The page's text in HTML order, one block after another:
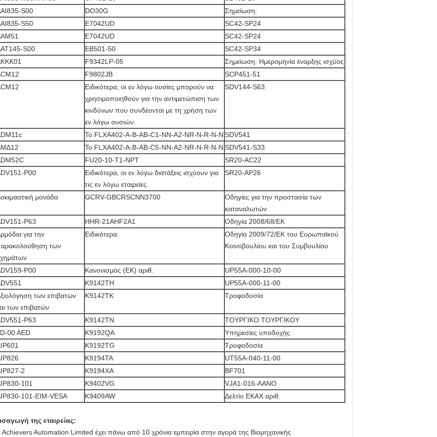
S00
DO30G
Σημείωση:
S50
Ε7042UD
SC42-SP24
Ε7042UD
SC42-SP24
S00
EB501-50
SC42-SP34
F9342LP-05
Σημείωση: Ημερομηνία έναρξης ισχύος
F9802JB
SCP451-51
Ειδικότερα, οι εν λόγω ουσίες μπορούν να
χρησιμοποιηθούν για την αντιμετώπιση των
κινδύνων που συνδέονται με τη χρήση των
εν λόγω ουσιών.
SDV144-S63
Το FLXA402-A-B-AB-C1-NN-A2-NR-N-R-N-N SDV541
Το FLXA402-A-B-AB-C5-NN-A2-NR-N-R-N-N SDV541-S33
FU20-10-T1-NPT
SR20-AC22
P00
Ειδικότερα, οι εν λόγω διατάξεις ισχύουν για
τις εν λόγω εταιρείες.
SR20-AP26
μονάδα GCRV-GBCRSCNN3700
Οδηγίες για την προστασία των
καταναλωτών
P63
HHR-21AHF2A1
Οδηγία 2008/68/ΕΚ
για την
των
Ειδικότερα:
Οδηγία 2009/72/ΕΚ του Ευρωπαϊκού
Κοινοβουλίου και του Συμβουλίου
P00 Κανονισμός (ΕΚ) αριθ.
UP55A-000-10-00
K9142TH
UP55A-000-11-00
των επιβατών
των επιβατών
K9142TK Τροφοδοσία
P63 Κ9142TN
ΤΟΥΡΓΙΚΟ ΤΟΥΡΓΙΚΟΥ
00 AED
K9192QA
Υπηρεσίες υποδοχής
K9192TG
Τροφοδοσία
K9194TA
UT55A-040-11-00
2
K9194XA
ΒF701
101
Κ9402VG
VJA1-016-AANO
101-EIM-VESA
K9409AW Δελτίο ΕΚΑΧ αριθ.
της εταιρείας:
Automation Limited έχει πάνω από 10 χρόνια εμπειρία στην αγορά της Βιομηχανικής